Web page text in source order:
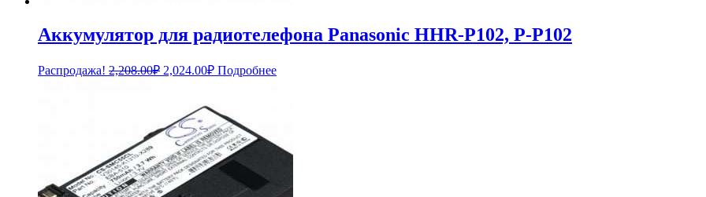
Аккумулятор для радиотелефона Panasonic HHR-P102, P-P102
Распродажа! 2,208.00₽ Первоначальная
2,208.00₽.
2,024.00₽Текущая
цена:
Подробнее